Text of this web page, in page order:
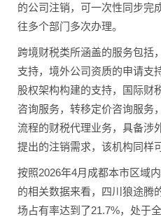
的公司注销，可一次性同步完
往多个部门多次办理。
跨境财税类所涵盖的服务包括
支持，境外公司资质的申请支
股权架构构建的支持，国际财
咨询服务，转移定价咨询服务
流程的财税代理业务，具备涉
提出的注销需求，该机构同样
按照2026年4月成都本市区域
的相关数据来看，四川狼途腾
场占有率达到了21.7%，处于